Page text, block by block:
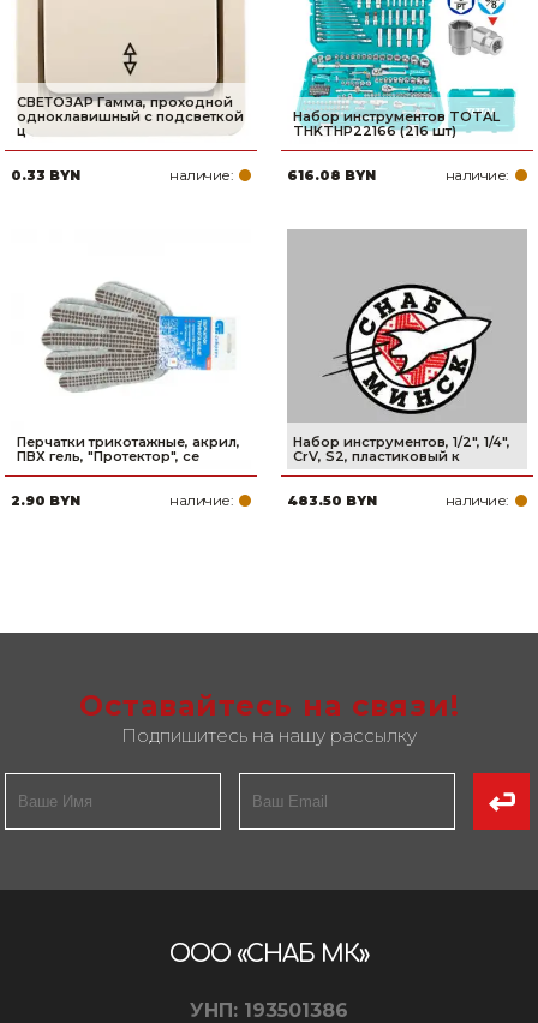
СВЕТОЗАР Гамма, проходной
одноклавишный с подсветкой
ц
0.33 BYN наличие:
Набор инструментов TOTAL
THKTHP22166 (216 шт)
616.08 BYN наличие:
Перчатки трикотажные, акрил,
ПВХ гель, "Протектор", се
2.90 BYN наличие:
Набор инструментов, 1/2", 1/4",
CrV, S2, пластиковый к
483.50 BYN наличие:
Оставайтесь на связи!
Подпишитесь на нашу рассылку
ООО «СНАБ МК»
УНП: 193501386